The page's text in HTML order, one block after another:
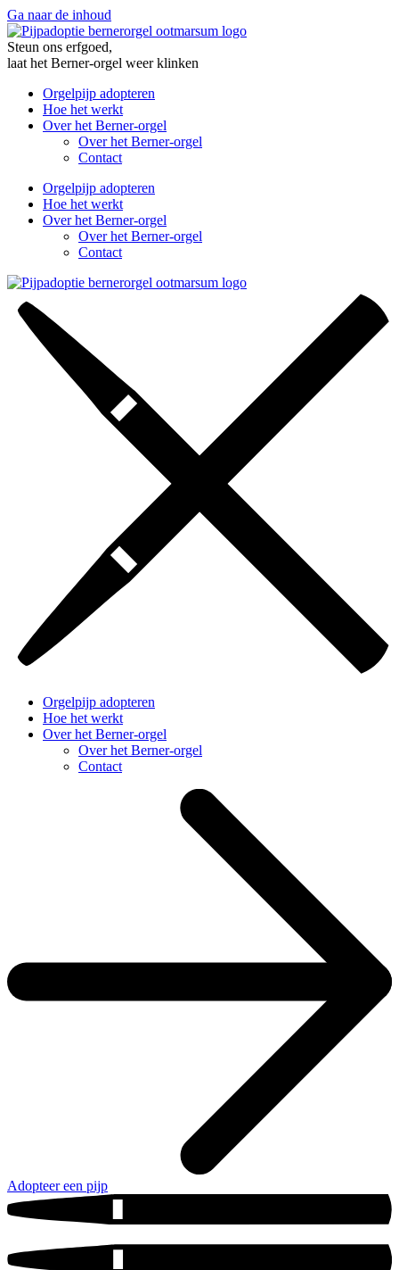
Ga naar de inhoud
Steun ons erfgoed,
laat het Berner-orgel weer klinken
Orgelpijp adopteren
Hoe het werkt
Over het Berner-orgel
Over het Berner-orgel
Contact
Orgelpijp adopteren
Hoe het werkt
Over het Berner-orgel
Over het Berner-orgel
Contact
Orgelpijp adopteren
Hoe het werkt
Over het Berner-orgel
Over het Berner-orgel
Contact
Adopteer een pijp